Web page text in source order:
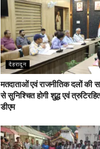
देहरादून
मतदाताओं एवं राजनीतिक दलों की
से सुनिश्चित होगी शुद्ध एवं
डीएम